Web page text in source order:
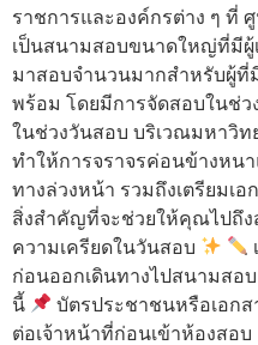
ราชการและองค์กรต่าง ๆ ที่
เป็นสนามสอบขนาดใหญ่ที่มีผู้
มาสอบจำนวนมากสำหรับผู้ที่
พร้อม โดยมีการจัดสอบในช่ว
ในช่วงวันสอบ บริเวณมหาวิ
ทำให้การจราจรค่อนข้างหน
ทางล่วงหน้า รวมถึงเตรียมเ
สิ่งสำคัญที่จะช่วยให้คุณไปถึง
ความเครียดในวันสอบ
ก่อนออกเดินทางไปสนามสอ
นี้
บัตรประชาชนหรือเอก
ต่อเจ้าหน้าที่ก่อนเข้าห้องสอบ